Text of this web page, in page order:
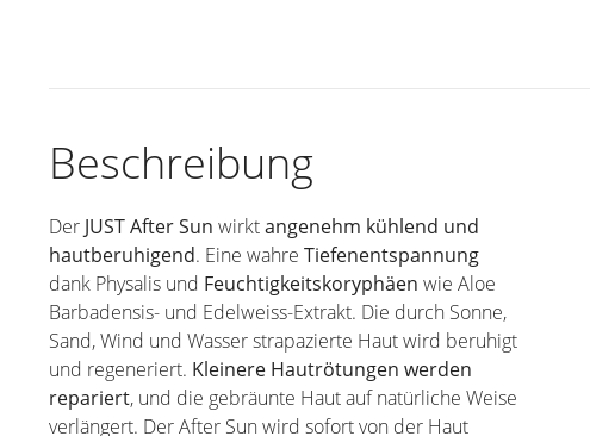
Beschreibung
Der JUST After Sun wirktangenehm kühlend und
hautberuhigend. Eine wahre Tiefenentspannung
dank Physalis und Feuchtigkeitskoryphäen wie Aloe
Barbadensis- und Edelweiss-Extrakt. Die durch Sonne,
Sand, Wind und Wasser strapazierte Haut wird beruhigt
und regeneriert. Kleinere Hautrötungen werden
repariert, und die gebräunte Haut auf natürliche Weise
verlängert. Der After Sun wird sofort von der Haut